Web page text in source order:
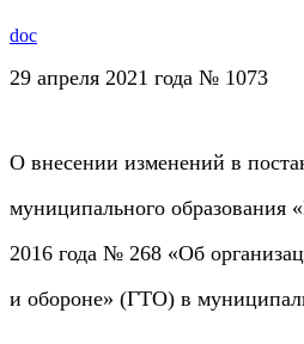
doc
29 апреля 2021 года № 1073
О внесении изменений в
муниципального образования
2016 года № 268 «Об
и обороне» (ГТО) в